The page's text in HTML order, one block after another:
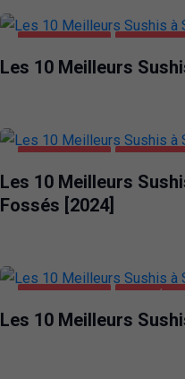
Les 10 Meilleurs
Les 10 Meilleurs
Fossés [2024]
Les 10 Meilleurs